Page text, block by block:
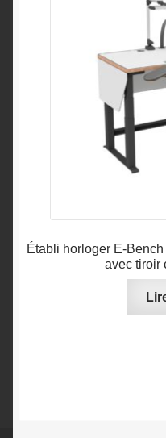
Établi horloger E-
avec tiroir